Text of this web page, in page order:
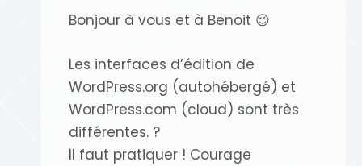
Bonjour à vous et à Benoit 😉
Les interfaces d’édition de
WordPress.org (autohébergé) et
WordPress.com (cloud) sont très
différentes. ?
Il faut pratiquer ! Courage